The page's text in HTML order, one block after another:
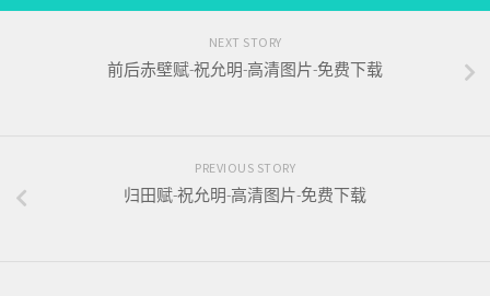
NEXT STORY
前后赤壁赋-祝允明-高清图片-免费下载
PREVIOUS STORY
归田赋-祝允明-高清图片-免费下载